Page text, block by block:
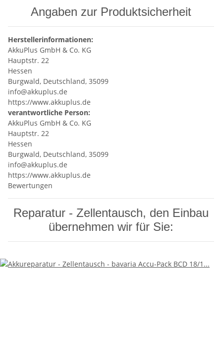
Angaben zur Produktsicherheit
Herstellerinformationen:
AkkuPlus GmbH & Co. KG
Hauptstr. 22
Hessen
Burgwald, Deutschland, 35099
info@akkuplus.de
https://www.akkuplus.de
verantwortliche Person:
AkkuPlus GmbH & Co. KG
Hauptstr. 22
Hessen
Burgwald, Deutschland, 35099
info@akkuplus.de
https://www.akkuplus.de
Bewertungen
Reparatur - Zellentausch, den Einbau
übernehmen wir für Sie: